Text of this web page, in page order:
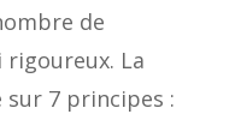
de
La
sur 7 principes :